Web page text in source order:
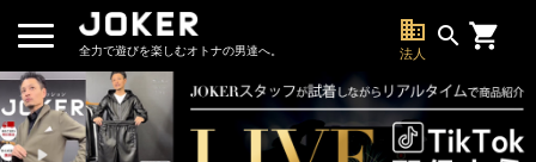
全力で遊びを楽しむオトナの男達へ。
business
法人
search